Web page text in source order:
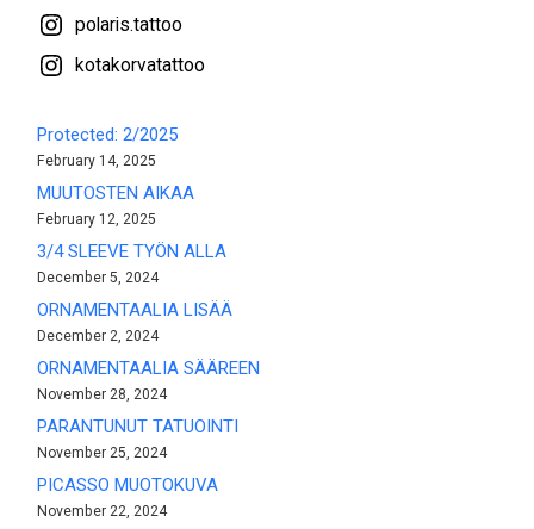
polaris.tattoo
kotakorvatattoo
Protected: 2/2025
February 14, 2025
MUUTOSTEN AIKAA
February 12, 2025
3/4 SLEEVE TYÖN ALLA
December 5, 2024
ORNAMENTAALIA LISÄÄ
December 2, 2024
ORNAMENTAALIA SÄÄREEN
November 28, 2024
PARANTUNUT TATUOINTI
November 25, 2024
PICASSO MUOTOKUVA
November 22, 2024